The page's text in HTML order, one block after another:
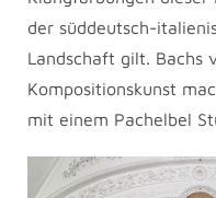
der süddeutsch-
Landschaft gilt. Bachs
Kompositionskunst
mit einem Pachelbel